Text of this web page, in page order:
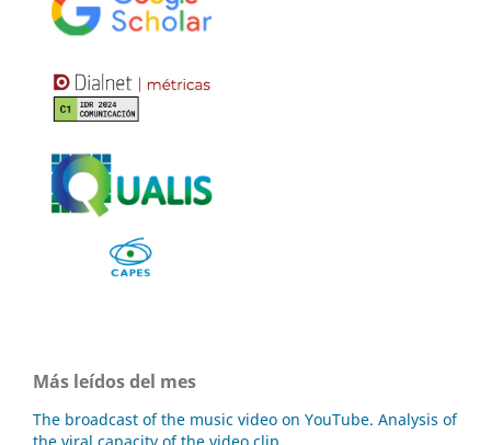
Más leídos del mes
The broadcast of the music video on YouTube. Analysis of